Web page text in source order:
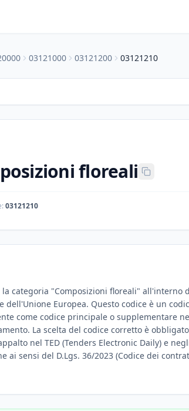
03121000 03121200 03121210
floreali
03121210
la categoria "Composizioni floreali"
dell'Unione Europea. Questo codice è un
come codice principale o supplementare
La scelta del codice corretto è
nel TED (Tenders Electronic Daily) e
ai sensi del D.Lgs. 36/2023 (Codice dei